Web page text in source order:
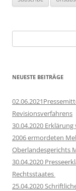
nach:
NEUESTE BEITRÄGE
Revisionsverfahrens
30.04.2020
2006 ermordeten
Oberlandesgerichts
30.04.2020
Rechtsstaates
25.04.2020